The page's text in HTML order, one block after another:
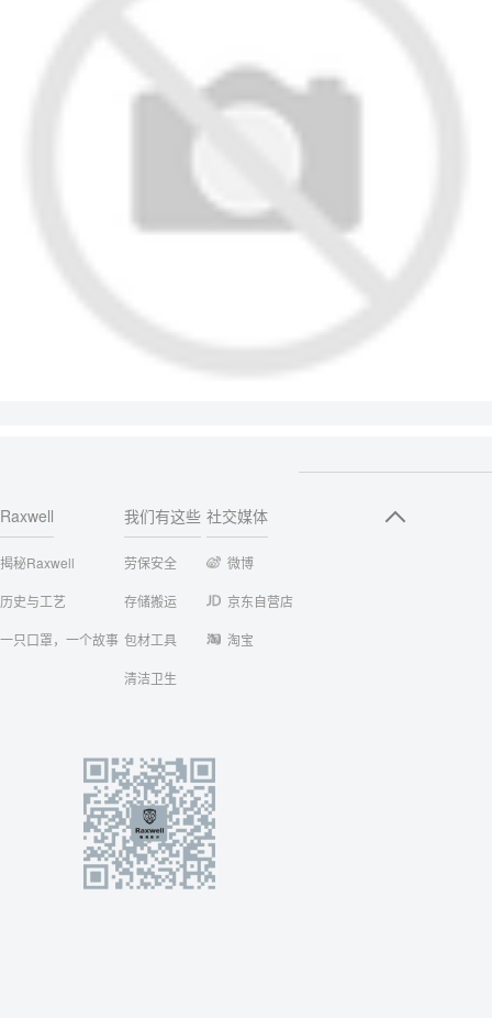
Raxwell
揭秘Raxwell
历史与工艺
一只口罩，一个故事
我们有这些
劳保安全
存储搬运
包材工具
清洁卫生
社交媒体
微博
京东自营店
淘宝